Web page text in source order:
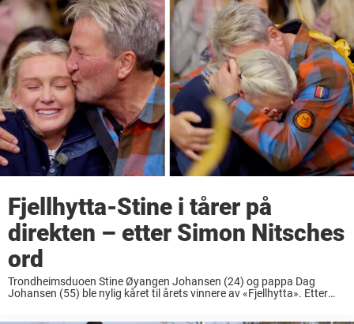
Fjellhytta-Stine i tårer på
direkten – etter Simon Nitsches
ord
Trondheimsduoen Stine Øyangen Johansen (24) og pappa Dag
Johansen (55) ble nylig kåret til årets vinnere av «Fjellhytta». Etter